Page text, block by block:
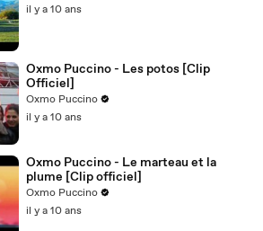
il y a 10 ans
Oxmo Puccino - Les potos [Clip
Officiel]
Oxmo Puccino
il y a 10 ans
Oxmo Puccino - Le marteau et la
plume [Clip officiel]
Oxmo Puccino
il y a 10 ans